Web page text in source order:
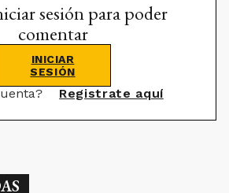
sesión para poder
comentar
INICIAR
SESIÓN
Registrate aquí